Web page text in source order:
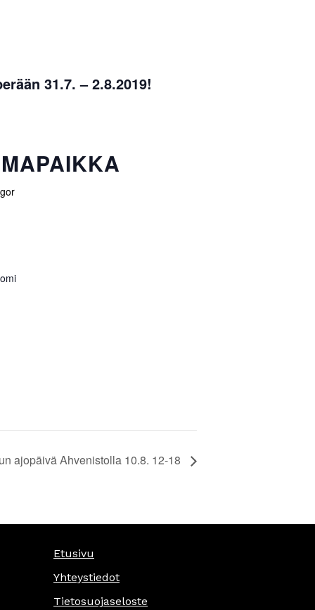
31.7. – 2.8.2019!
ajopäivä Ahvenistolla 10.8. 12-18
Etusivu
Yhteystiedot
Tietosuojaseloste